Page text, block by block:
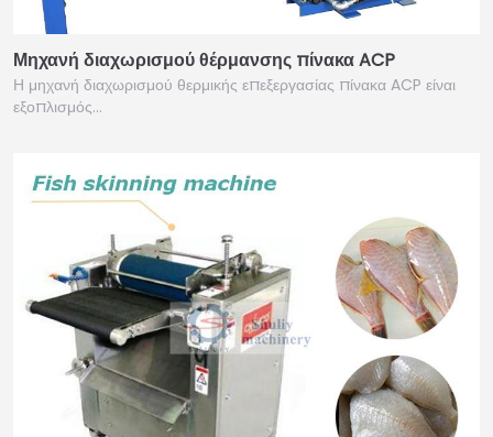
Μηχανή διαχωρισμού θέρμανσης πίνακα ACP
Η μηχανή διαχωρισμού θερμικής επεξεργασίας πίνακα ACP είναι
εξοπλισμός…